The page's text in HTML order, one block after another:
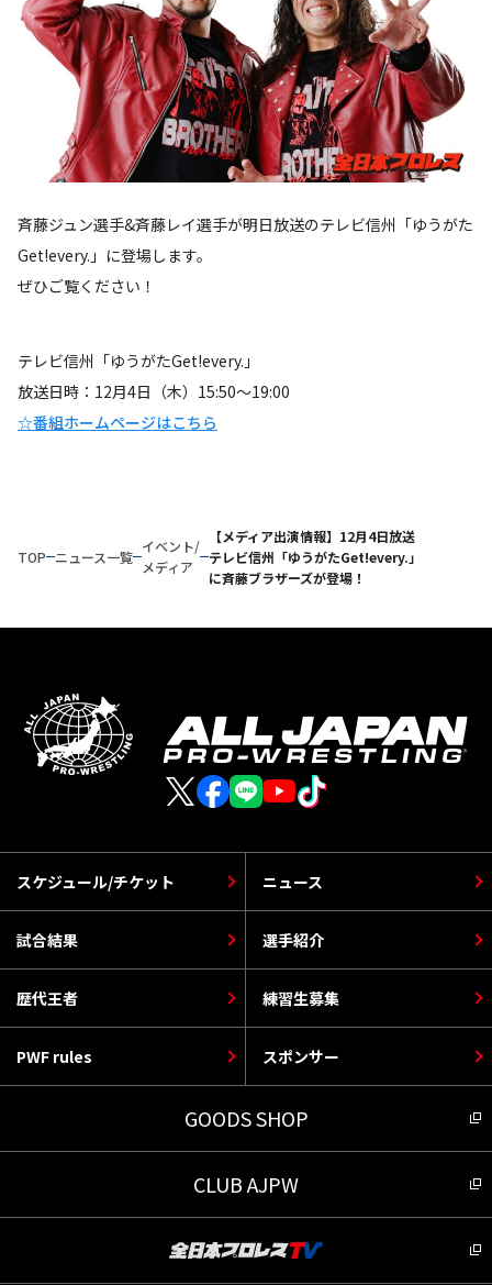
斉藤ジュン選手&斉藤レイ選手が明日放送のテレビ信州「ゆうがた
Get!every.」に登場します。
ぜひご覧ください！
テレビ信州「ゆうがたGet!every.」
放送日時：12月4日（木）15:50～19:00
☆番組ホームページはこちら
TOP ニュース一覧
イベント/
メディア
【メディア出演情報】12月4日放送
テレビ信州「ゆうがたGet!every.」
に斉藤ブラザーズが登場！
スケジュール/チケット
選手紹介
PWF rules
ニュース
歴代王者
スポンサー
試合結果
練習生募集
GOODS SHOP
CLUB AJPW